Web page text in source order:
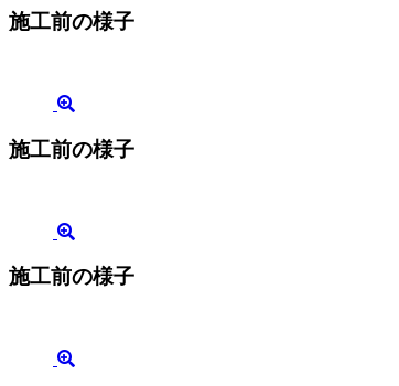
施工前の様子
施工前の様子
施工前の様子